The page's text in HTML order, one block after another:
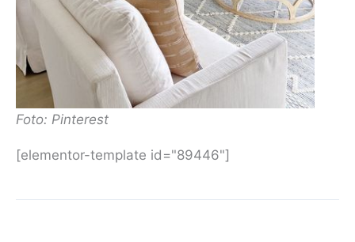
Foto: Pinterest
[elementor-template id="89446"]